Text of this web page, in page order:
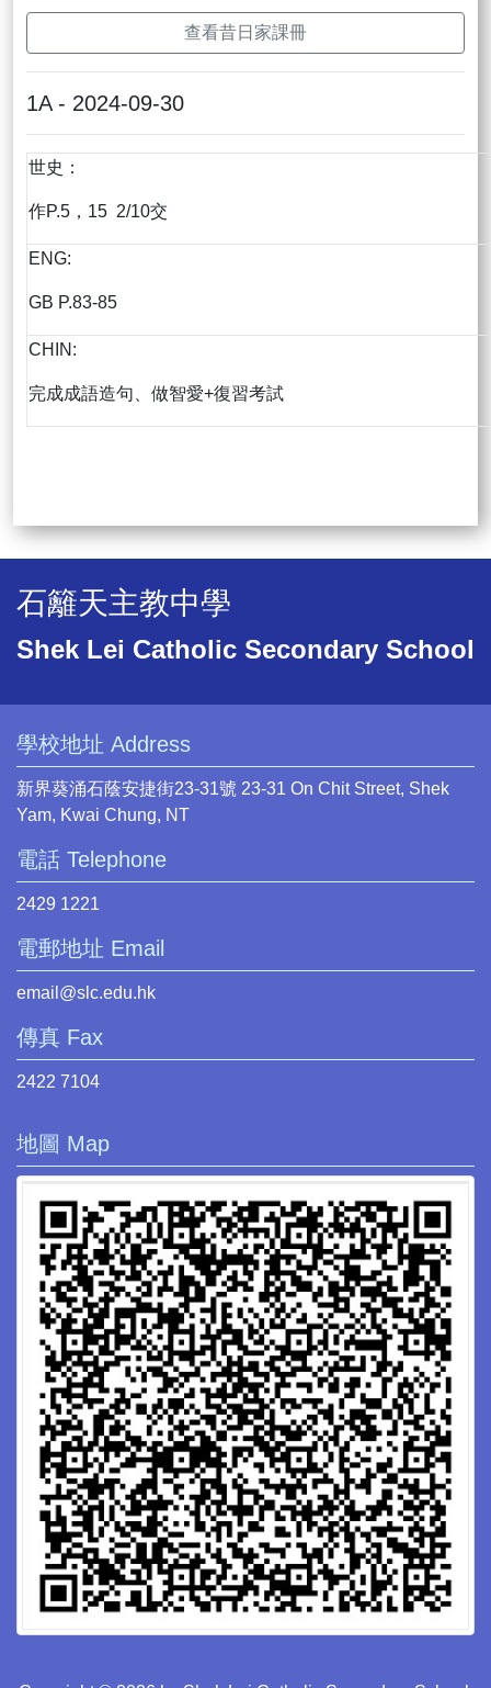
查看昔日家課冊
1A - 2024-09-30
世史：
作P.5，15 2/10交
ENG:
GB P.83-85
CHIN:
完成成語造句、做智愛+復習考試
石籬天主教中學
Shek Lei Catholic Secondary School
學校地址 Address
新界葵涌石蔭安捷街23-31號 23-31 On Chit Street, Shek
Yam, Kwai Chung, NT
電話 Telephone
2429 1221
電郵地址 Email
email@slc.edu.hk
傳真 Fax
2422 7104
地圖 Map